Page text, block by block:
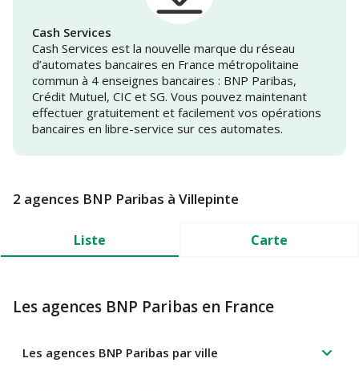
Cash Services
Cash Services est la nouvelle marque du réseau
d’automates bancaires en France métropolitaine
commun à 4 enseignes bancaires : BNP Paribas,
Crédit Mutuel, CIC et SG. Vous pouvez maintenant
effectuer gratuitement et facilement vos opérations
bancaires en libre-service sur ces automates.
2 agences BNP Paribas à Villepinte
Liste Carte
Les agences BNP Paribas en France
Les agences BNP Paribas par ville